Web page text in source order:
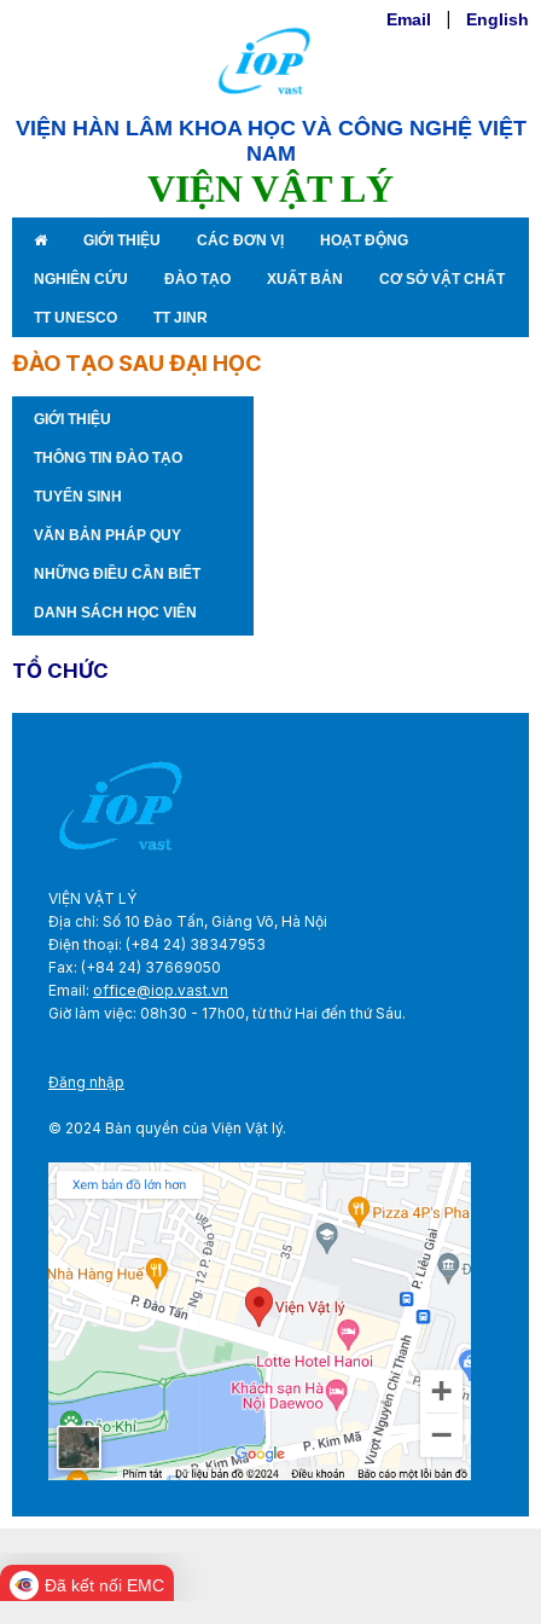
VIỆN HÀN LÂM KHOA HỌC VÀ CÔNG NGHỆ VIỆT
NAM
VIỆN VẬT LÝ
Email English
GIỚI THIỆU CÁC ĐƠN VỊ HOẠT ĐỘNG
NGHIÊN CỨU ĐÀO TẠO XUẤT BẢN CƠ SỞ VẬT CHẤT
TT UNESCO TT JINR
ĐÀO TẠO SAU ĐẠI HỌC
GIỚI THIỆU
THÔNG TIN ĐÀO TẠO
TUYỂN SINH
VĂN BẢN PHÁP QUY
NHỮNG ĐIỀU CẦN BIẾT
DANH SÁCH HỌC VIÊN
TỔ CHỨC
VIỆN VẬT LÝ
Địa chỉ: Số 10 Đào Tấn, Giảng Võ, Hà Nội
Điện thoại: (+84 24) 38347953
Fax: (+84 24) 37669050
Email: office@iop.vast.vn
Giờ làm việc: 08h30 - 17h00, từ thứ Hai đến thứ Sáu.
Đăng nhập
© 2024 Bản quyền của Viện Vật lý.
Đã kết nối EMC